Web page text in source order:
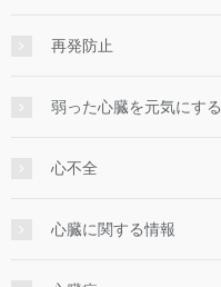
再発防止
弱った心臓を元気にする
心不全
心臓に関する情報